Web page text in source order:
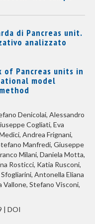
di Pancreas unit.
analizzato
Pancreas units in
model
Denicolai, Alessandro
Cogliati, Eva
Andrea Frignani,
Manfredi, Giuseppe
Milani, Daniela Motta,
Rosticci, Katia Rusconi,
Antonella Eliana
Vallone, Stefano Visconi,
| DOI